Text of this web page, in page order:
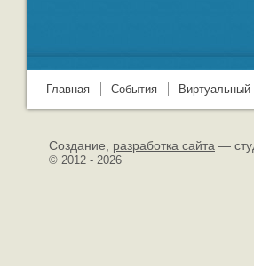
Главная События Виртуальный
© 2012 - 2026
Создание, разработка сайта —